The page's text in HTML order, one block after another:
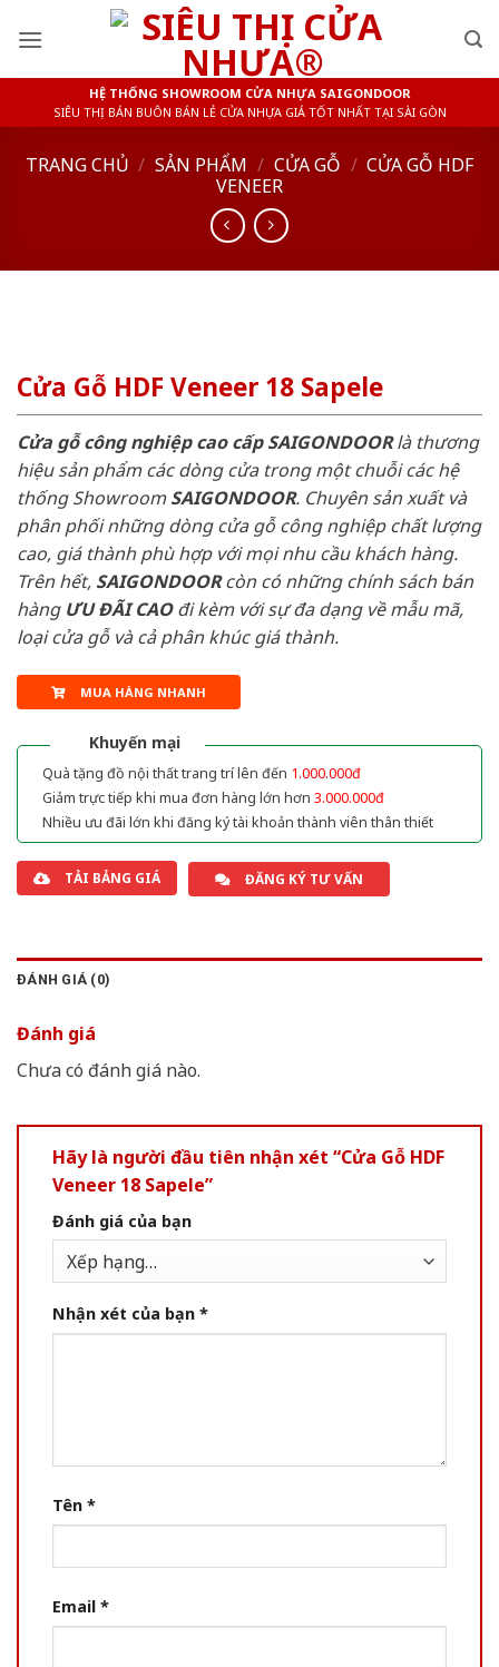
HỆ THỐNG SHOWROOM CỬA NHỰA SAIGONDOOR
SIÊU THỊ BÁN BUÔN BÁN LẺ CỬA NHỰA GIÁ TỐT NHẤT TẠI SÀI GÒN
TRANG CHỦ / SẢN PHẨM / CỬA GỖ / CỬA GỖ HDF
VENEER
Cửa Gỗ HDF Veneer 18 Sapele
Cửa gỗ công nghiệp cao cấp SAIGONDOORlà thương
hiệu sản phẩm các dòng cửa trong một chuỗi các hệ
thống ShowroomSAIGONDOOR. Chuyên sản xuất và
phân phối những dòng cửa gỗ công nghiệp chất lượng
cao, giá thành phù hợp với mọi nhu cầu khách hàng.
Trên hết, SAIGONDOORcòn có những chính sách bán
hàng ƯU ĐÃI CAOđi kèm với sự đa dạng về mẫu mã,
loại cửa gỗ và cả phân khúc giá thành.
MUA HÀNG NHANH
Khuyến mại
Quà tặng đồ nội thất trang trí lên đến 1.000.000đ
Giảm trực tiếp khi mua đơn hàng lớn hơn 3.000.000đ
Nhiều ưu đãi lớn khi đăng ký tài khoản thành viên thân thiết
TẢI BẢNG GIÁ ĐĂNG KÝ TƯ VẤN
ĐÁNH GIÁ (0)
Đánh giá
Chưa có đánh giá nào.
Hãy là người đầu tiên nhận xét “Cửa Gỗ HDF
Veneer 18 Sapele”
Đánh giá của bạn
Nhận xét của bạn *
Tên *
Email *